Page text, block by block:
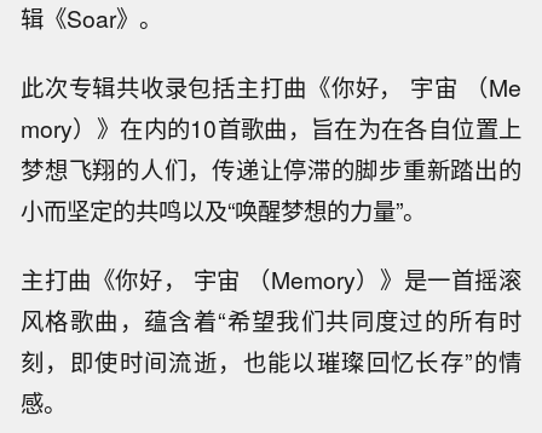
辑《Soar》。
此次专辑共收录包括主打曲《你好， 宇宙 （Me
mory）》在内的10首歌曲，旨在为在各自位置上
梦想飞翔的人们，传递让停滞的脚步重新踏出的
小而坚定的共鸣以及“唤醒梦想的力量”。
主打曲《你好， 宇宙 （Memory）》是一首摇滚
风格歌曲，蕴含着“希望我们共同度过的所有时
刻，即使时间流逝，也能以璀璨回忆长存”的情
感。